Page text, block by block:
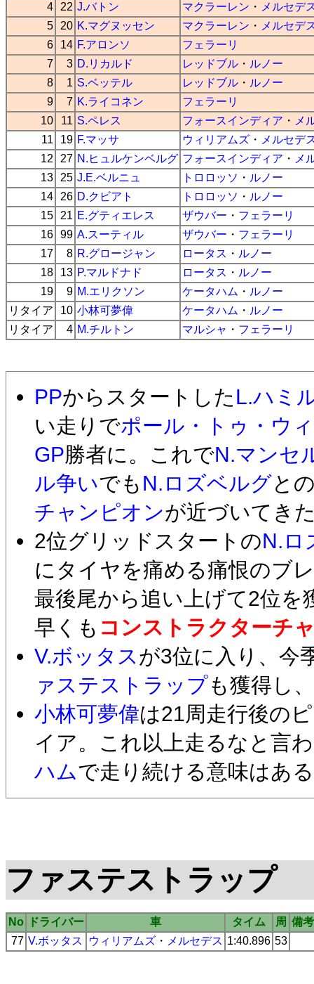
4
22 J.バトン マクラーレン ・ メルセデ
5
20 K.マグヌッセン マクラーレン ・ メルセデ
6
14 F.アロンソ
フェラーリ
7
3 D.リカルド レッドブル ・ ルノー
8
1 S.ベッテル レッドブル ・ ルノー
9
7 K.ライコネン
フェラーリ
10
11 S.ペレス フォースインディア ・ メ
11
19 F.マッサ ウィリアムズ ・ メルセデ
12
27 N.ヒュルケンベルグ フォースインディア ・ メ
13
25 J.E.ベルニュ トロロッソ ・ ルノー
14
26 D.クビアト トロロッソ ・ ルノー
15
21 E.グティエレス ザウバー ・ フェラーリ
16 99 A.スーティル ザウバー ・ フェラーリ
17
8 R.グロージャン ロータス ・ ルノー
18
13 P.マルドナド ロータス ・ ルノー
19
9 M.エリクソン ケータハム ・ ルノー
リタイア
10 小林可夢偉 ケータハム ・ ルノー
リタイア
4 M.チルトン マルシャ ・ フェラーリ
PPからスタートした L.ハミ
い走りでポール・トゥ・ウ
GP勝者に。これでN.マンセ
ル争いでも N.ロズベルグと
チャンピオンが近づいてき
2位グリッドスタートのN.ロ
にタイヤを痛める痛恨のブ
最後尾から追い上げて2位を
早くも コンストラクターチ
V.ボッタスが3位に入り、今
ァステストラップも獲得し
小林可夢偉は21周走行後の
イア。これ以上走るなと言
ハムで走り続ける意味はあ
ファステストラップ
No ドライバー 車 タイム 周 備考
77 V.ボッタス ウィリアムズ ・ メルセデス 1:40.896 53